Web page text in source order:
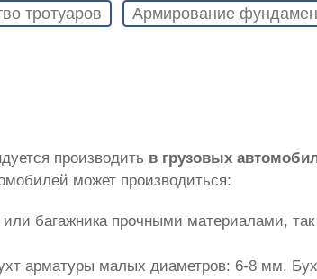
тротуаров
Армирование
производить в грузовых
может производиться:
или багажника прочными материалами,
арматуры малых диаметров: 6-8 мм.